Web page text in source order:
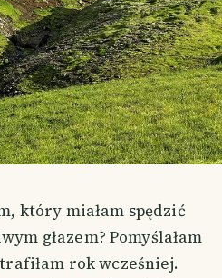
który miałam spędzić
głazem? Pomyślałam
rok wcześniej.